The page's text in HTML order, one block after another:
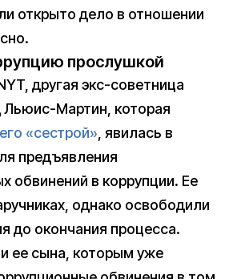
открыто дело в отношении
прослушкой
другая экс-советница
Мартин, которая
«сестрой», явилась в
предъявления
обвинений в коррупции. Ее
однако освободили
до окончания процесса.
ее сына, которым уже